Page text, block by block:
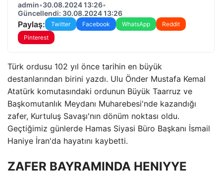
admin•30.08.2024 13:26•
Güncellendi: 30.08.2024 13:26
Paylaş: Twitter Facebook WhatsApp
Reddit
Pinterest
Türk ordusu 102 yıl önce tarihin en büyük
destanlarından birini yazdı. Ulu Önder Mustafa Kemal
Atatürk komutasındaki ordunun Büyük Taarruz ve
Başkomutanlık Meydanı Muharebesi'nde kazandığı
zafer, Kurtuluş Savaşı'nın dönüm noktası oldu.
Geçtiğimiz günlerde Hamas Siyasi Büro Başkanı İsmail
Haniye İran'da hayatını kaybetti.
ZAFER BAYRAMINDA HENIYYE